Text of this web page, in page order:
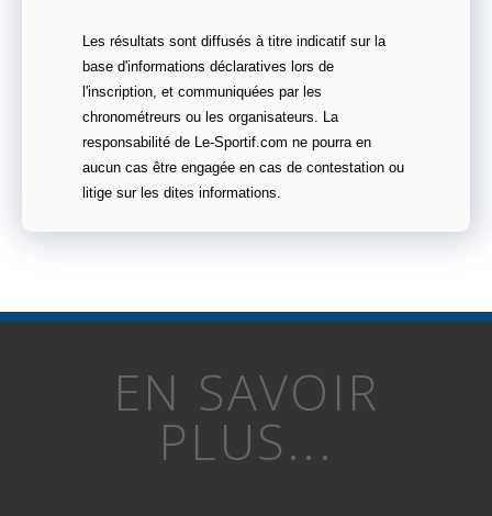
Les résultats sont diffusés à titre indicatif sur la
base d'informations déclaratives lors de
l'inscription, et communiquées par les
chronométreurs ou les organisateurs. La
responsabilité de Le-Sportif.com ne pourra en
aucun cas être engagée en cas de contestation ou
litige sur les dites informations.
EN SAVOIR
PLUS...